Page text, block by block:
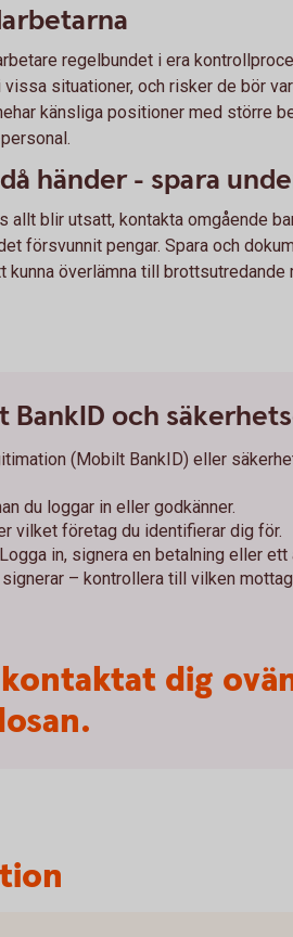
regelbundet i era
vissa situationer, och risker de bör
känsliga positioner med större
händer - spara
allt blir utsatt, kontakta omgående
försvunnit pengar. Spara och
kunna överlämna till brottsutredande
BankID och
(Mobilt BankID) eller
du loggar in eller godkänner.
vilket företag du identifierar dig för.
in, signera en betalning eller ett
– kontrollera till vilken
dig